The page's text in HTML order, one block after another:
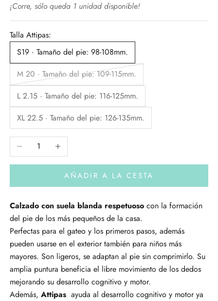
¡Corre, sólo queda 1 unidad disponible!
Talla Attipas:
S19 · Tamaño del pie: 98-108mm.
M 20 · Tamaño del pie: 109-115mm.
L 2.15 · Tamaño del pie: 116-125mm.
XL 22.5 · Tamaño del pie: 126-135mm.
Reducir cantidadAumentar cantidad
AÑADIR A LA CESTA
Calzado con suela blanda respetuoso con la formación
del pie de los más pequeños de la casa.
Perfectas para el gateo y los primeros pasos, además
pueden usarse en el exterior también para niños más
mayores. Son ligeros, se adaptan al pie sin comprimirlo. Su
amplia puntura beneficia el libre movimiento de los dedos
mejorando su desarrollo cognitivo y motor.
Además, Attipas ayuda al desarrollo cognitivo y motor ya